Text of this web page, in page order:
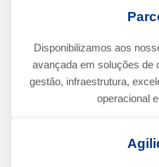
Disponibilizamos aos
avançada em soluções de
gestão, infraestrutura,
operacional